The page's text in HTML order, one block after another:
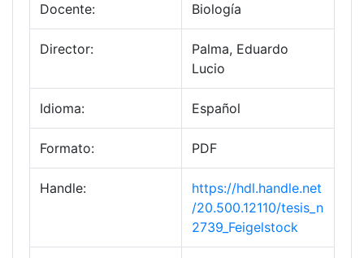
Docente:
Biología
Director:
Palma, Eduardo
Lucio
Idioma: Español
Formato: PDF
Handle:
https://hdl.handle.net
/20.500.12110/tesis_n
2739_Feigelstock